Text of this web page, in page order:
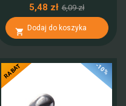
5,48 zł 6,09 zł
 Dodaj do koszyka
-10%
RABAT